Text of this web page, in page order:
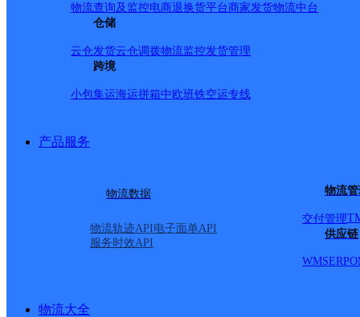
物流查询及监控电商退换货平台商家发货物流中台
仓储
云仓发货云仓调拨物流监控发货管理
跨境
小包集运海运拼箱中欧班铁空运专线
产品服务
物流数据
物流轨迹API电子面单API
服务时效API
物流
交付管理
供应链
WMSERP
物流大全